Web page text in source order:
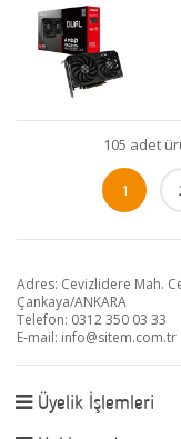
105 adet
1
Adres: Cevizlidere Mah.
Çankaya/ANKARA
Telefon: 0312 350 03 33
E-mail: info@sitem.com.tr
Üyelik İşlemleri